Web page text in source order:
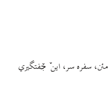
سفره سر، اين ٚ جٚفتگيري